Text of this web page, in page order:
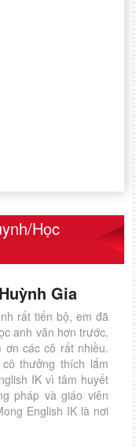
học
Gia
rất tiến bộ, em đã
anh văn hơn trước.
ơn các cô rất nhiều.
thưởng thích lắm
IK vì tâm huyết
pháp và giáo viên
English IK là nơi